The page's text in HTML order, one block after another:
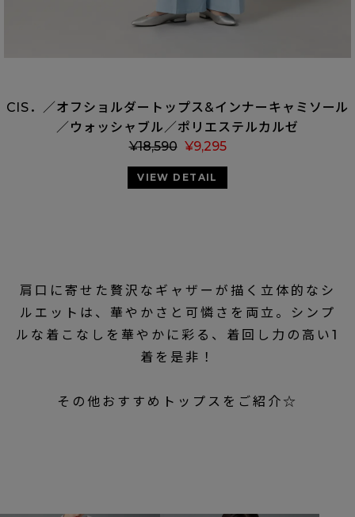
CIS．／オフショルダートップス&インナーキャミソール
／ウォッシャブル／ポリエステルカルゼ
¥18,590 ¥9,295
VIEW DETAIL
肩口に寄せた贅沢なギャザーが描く立体的なシ
ルエットは、華やかさと可憐さを両立。シンプ
ルな着こなしを華やかに彩る、着回し力の高い1
着を是非！
その他おすすめトップスをご紹介☆